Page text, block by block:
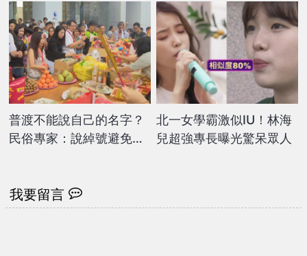
普渡不能說自己的名字？
民俗專家：說綽號避免好
北一女學霸激似IU！林海
兒超強專長曝光驚呆眾人
我要留言